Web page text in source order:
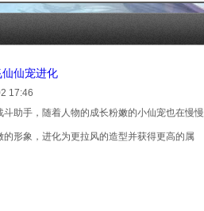
仙宠进化
17:46
助手，随着人物的成长粉嫩的小仙宠也在慢慢
形象，进化为更拉风的造型并获得更高的属